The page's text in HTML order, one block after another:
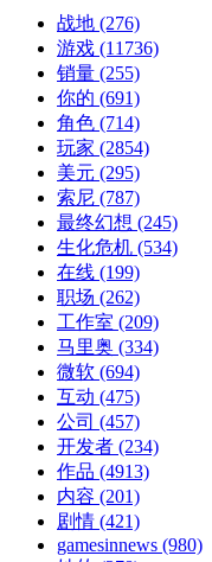
战地 (276)
游戏 (11736)
销量 (255)
你的 (691)
角色 (714)
玩家 (2854)
美元 (295)
索尼 (787)
最终幻想 (245)
生化危机 (534)
在线 (199)
职场 (262)
工作室 (209)
马里奥 (334)
微软 (694)
互动 (475)
公司 (457)
开发者 (234)
作品 (4913)
内容 (201)
剧情 (421)
gamesinnews (980)